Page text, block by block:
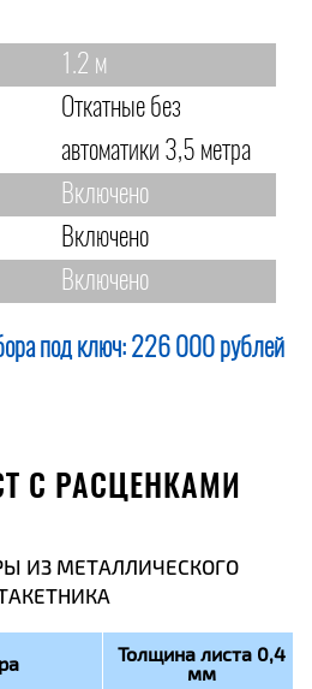
1.2 м
Откатные без
автоматики 3,5 метра
Включено
Включено
Включено
под ключ: 226 000 рублей
С РАСЦЕНКАМИ
ИЗ МЕТАЛЛИЧЕСКОГО
Толщина листа 0,4
мм